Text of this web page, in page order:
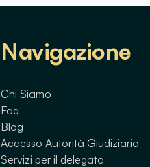
Navigazione
Chi Siamo
Faq
Blog
Accesso Autorità Giudiziaria
Servizi per il delegato